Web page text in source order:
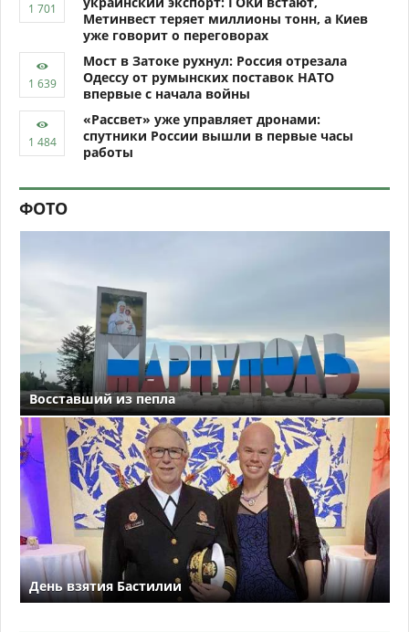
Метинвест теряет миллионы тонн, а Киев
уже говорит о переговорах
Мост в Затоке рухнул: Россия отрезала
Одессу от румынских поставок НАТО
впервые с начала войны
«Рассвет» уже управляет дронами:
спутники России вышли в первые часы
работы
ФОТО
Восставший из пепла
День взятия Бастилии